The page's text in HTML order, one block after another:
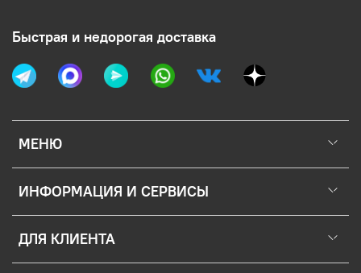
МЕНЮ
ИНФОРМАЦИЯ И СЕРВИСЫ
ДЛЯ КЛИЕНТА
Быстрая и недорогая доставка